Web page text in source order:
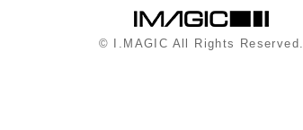
© I.MAGIC All Rights Reserved.